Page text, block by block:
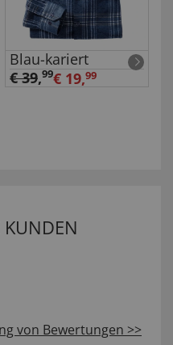
Blau-kariert
€ 39,99€ 19,99
KUNDEN
von Bewertungen >>